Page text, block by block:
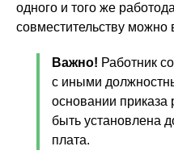
одного и того же
совместительству можно
Важно! Работник
с иными
основании приказа
быть установлена
плата.